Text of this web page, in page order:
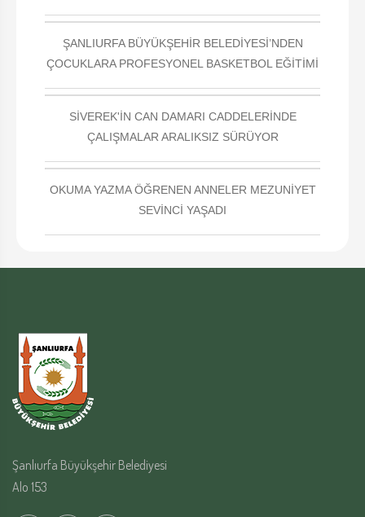
ŞANLIURFA BÜYÜKŞEHİR BELEDİYESİ’NDEN
ÇOCUKLARA PROFESYONEL BASKETBOL EĞİTİMİ
SİVEREK'İN CAN DAMARI CADDELERİNDE
ÇALIŞMALAR ARALIKSIZ SÜRÜYOR
OKUMA YAZMA ÖĞRENEN ANNELER MEZUNİYET
SEVİNCİ YAŞADI
Şanlıurfa Büyükşehir Belediyesi
Alo 153